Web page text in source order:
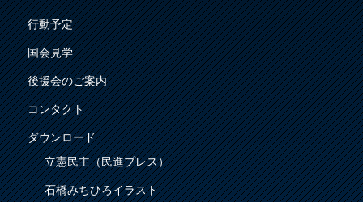
行動予定
国会見学
後援会のご案内
コンタクト
ダウンロード
立憲民主（民進プレス）
石橋みちひろイラスト